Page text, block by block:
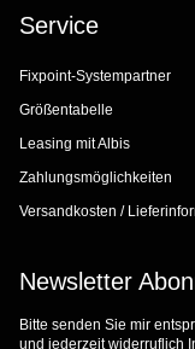
Service
Fixpoint-Systempartner
Größentabelle
Leasing mit Albis
Zahlungsmöglichkeiten
Versandkosten /
Newsletter
Bitte senden Sie mir
und jederzeit widerruflich